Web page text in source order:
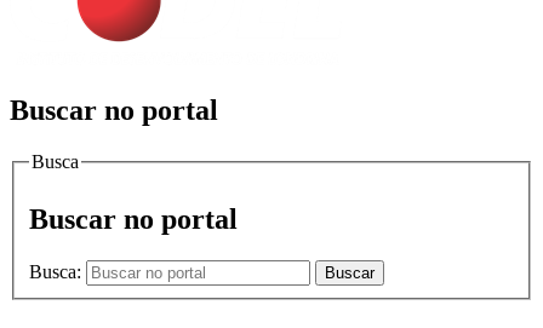
Buscar no portal
Busca
Buscar no portal
Busca: Buscar